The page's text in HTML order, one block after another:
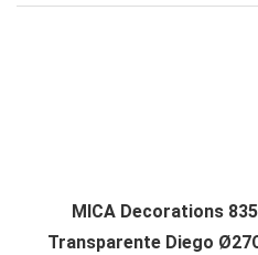
MICA Decorations
Transparente Diego